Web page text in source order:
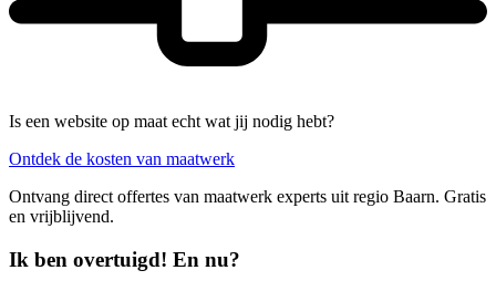
Is een website op maat echt wat jij nodig hebt?
Ontdek de kosten van maatwerk
Ontvang direct offertes van maatwerk experts uit regio Baarn. Gratis
en vrijblijvend.
Ik ben overtuigd! En nu?